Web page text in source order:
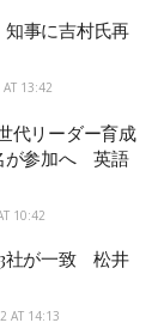
事に吉村氏再
13:42
代リーダー育成
が参加へ 英語
10:42
社が一致 松井
AT 14:13